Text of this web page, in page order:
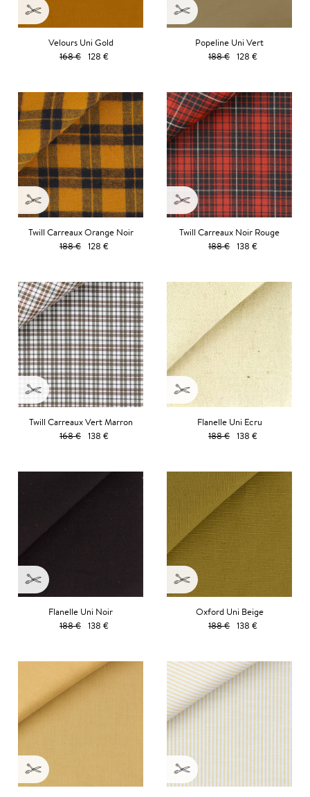
Velours Uni Gold
168 € 128 €
Popeline Uni Vert
188 € 128 €
Twill Carreaux Orange Noir
188 € 128 €
Twill Carreaux Noir Rouge
188 € 138 €
Twill Carreaux Vert Marron
168 € 138 €
Flanelle Uni Ecru
188 € 138 €
Flanelle Uni Noir
188 € 138 €
Oxford Uni Beige
188 € 138 €